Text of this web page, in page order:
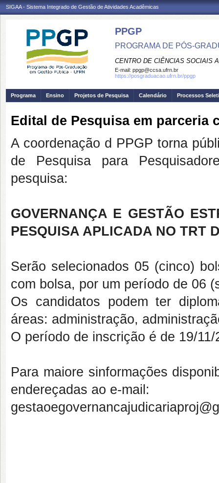
SIGAA - Sistema Integrado de Gestão de Atividades Acadêmicas
PPGP
PROGRAMA DE PÓS-
CENTRO DE CIÊNCIAS SOCIAIS
E-mail: ppgp@ccsa.ufrn.br
https://posgraduacao.ufrn.br/ppgp
Programa Ensino Projetos de Pesquisa Calendário Processos
Edital de Pesquisa em parceria
A coordenação d PPGP torna
de Pesquisa para
pesquisa:
GOVERNANÇA E GESTÃO
PESQUISA APLICADA NO TRT
Serão selecionados 05 (cinco)
com bolsa, por um período de 06
Os candidatos podem ter
áreas: administração,
O período de inscrição é de 19/
Para maiore sinformações
endereçadas ao e-mail: